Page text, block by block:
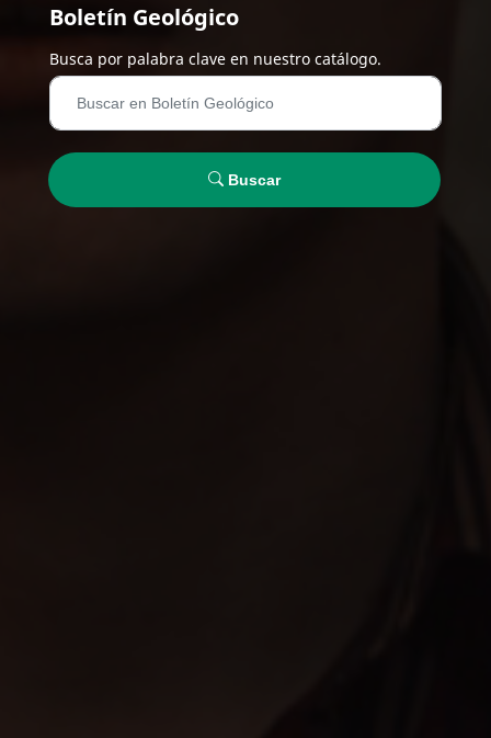
Boletín Geológico
Busca por palabra clave en nuestro catálogo.
Buscar